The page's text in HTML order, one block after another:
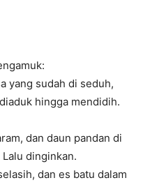
yang sudah di seduh,
hingga mendidih.
dan daun pandan di
dinginkan.
dan es batu dalam